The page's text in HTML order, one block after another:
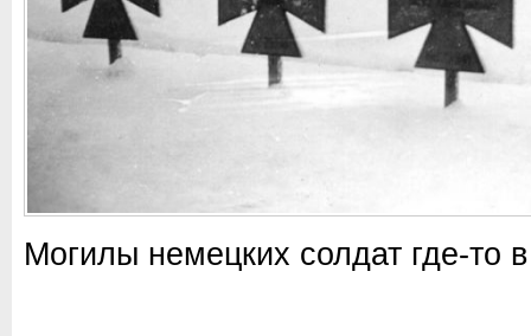
Могилы немецких солдат где-то